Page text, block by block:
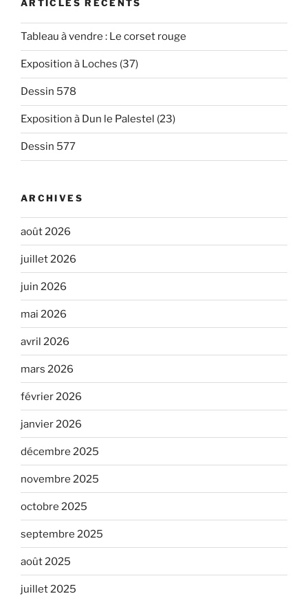
ARTICLES RÉCENTS
Tableau à vendre : Le corset rouge
Exposition à Loches (37)
Dessin 578
Exposition à Dun le Palestel (23)
Dessin 577
ARCHIVES
août 2026
juillet 2026
juin 2026
mai 2026
avril 2026
mars 2026
février 2026
janvier 2026
décembre 2025
novembre 2025
octobre 2025
septembre 2025
août 2025
juillet 2025